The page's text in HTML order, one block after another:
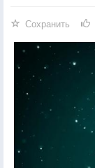
Сохранить